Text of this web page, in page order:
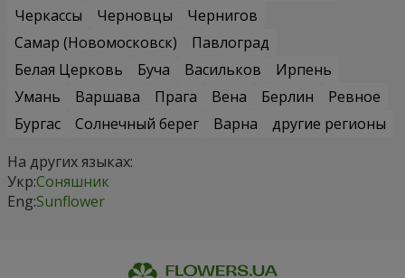
Черкассы
Черновцы
Чернигов
Самар (Новомосковск)
Павлоград
Белая Церковь
Буча Васильков
Ирпень
Умань
Варшава Прага Вена Берлин
Ревное
Бургас
Солнечный берег Варна
другие регионы
На других языках:
Укр:Соняшник
Eng:Sunflower